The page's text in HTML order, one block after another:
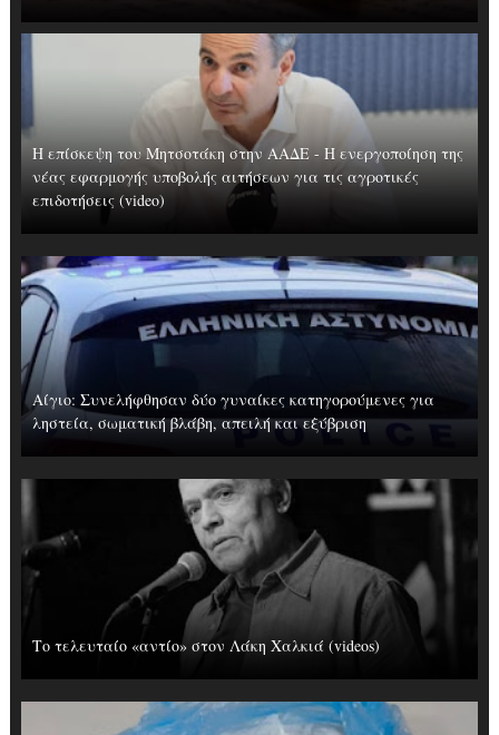
Η επίσκεψη του Μητσοτάκη στην ΑΑΔΕ - Η ενεργοποίηση της
νέας εφαρμογής υποβολής αιτήσεων για τις αγροτικές
επιδοτήσεις (video)
Αίγιο: Συνελήφθησαν δύο γυναίκες κατηγορούμενες για
ληστεία, σωματική βλάβη, απειλή και εξύβριση
Το τελευταίο «αντίο» στον Λάκη Χαλκιά (videos)